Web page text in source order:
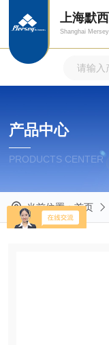
上海默
Shanghai
产品中心
PRODUCTS CENTER
当前位置：首页